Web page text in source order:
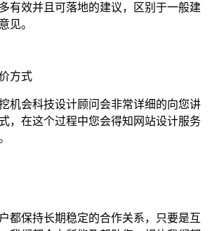
有效并且可落地的建议，区别于一般建
见。
方式
机会科技设计顾问会非常详细的向您讲
，在这个过程中您会得知网站设计服务
都保持长期稳定的合作关系，只要是互